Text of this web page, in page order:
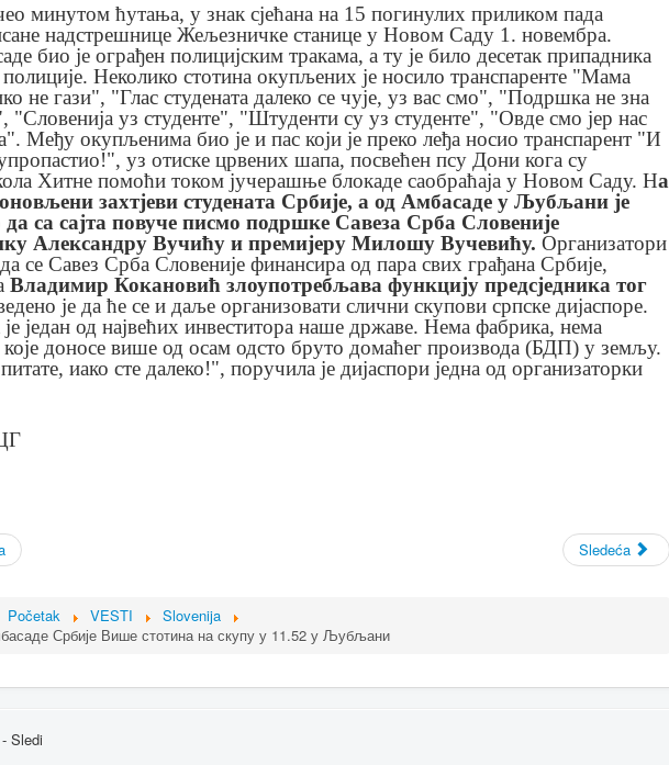
минутом ћутања, у знак сјећана на 15 погинулих приликом пада
надстрешнице Жељезничке станице у Новом Саду 1. новембра.
био је ограђен полицијским тракама, а ту је било десетак припадника
полиције. Неколико стотина окупљених је носило транспаренте "Мама
не гази", "Глас студената далеко се чује, уз вас смо", "Подршка не зна
"Словенија уз студенте", "Штуденти су уз студенте", "Овде смо јер нас
Међу окупљенима био је и пас који је преко леђа носио транспарент "И
уз отиске црвених шапа, посвећен псу Дони кога су
Хитне помоћи током јучерашње блокаде саобраћаја у Новом Саду. На
захтјеви студената Србије, а од Амбасаде у Љубљани је
да са сајта повуче писмо подршке Савеза Срба Словеније
Александру Вучићу и премијеру Милошу Вучевићу. Организатори
се Савез Срба Словеније финансира од пара свих грађана Србије,
Владимир Кокановић злоупотребљава функцију предсједника тог
је да ће се и даље организовати слични скупови српске дијаспоре.
један од највећих инвеститора наше државе. Нема фабрика, нема
које доносе више од осам одсто бруто домаћег производа (БДП) у земљу.
иако сте далеко!", поручила је дијаспори једна од организаторки
Sledeća
Početak VESTI
Slovenija
Србије Више стотина на скупу у 11.52 у Љубљани
Sledi